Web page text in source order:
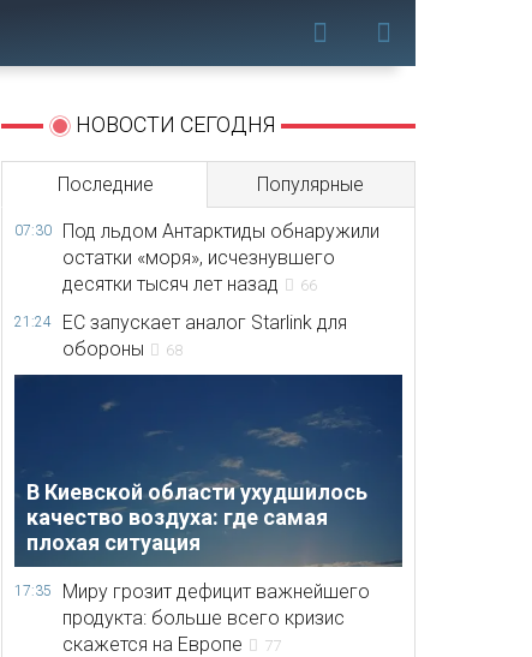
НОВОСТИ СЕГОДНЯ
Последние Популярные
07:30
Под льдом Антарктиды обнаружили
остатки «моря», исчезнувшего
десятки тысяч лет назад
66
21:24
ЕС запускает аналог Starlink для
обороны
68
В Киевской области ухудшилось
качество воздуха: где самая
плохая ситуация
17:35
Миру грозит дефицит важнейшего
продукта: больше всего кризис
скажется на Европе
77